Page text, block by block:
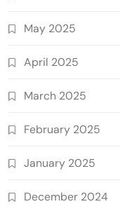
May 2025
April 2025
March 2025
February 2025
January 2025
December 2024